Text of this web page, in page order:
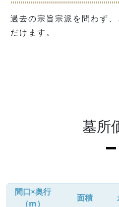
過去の宗旨宗派を問わず
だけます。
墓所
間口×奥行
（m）
面積